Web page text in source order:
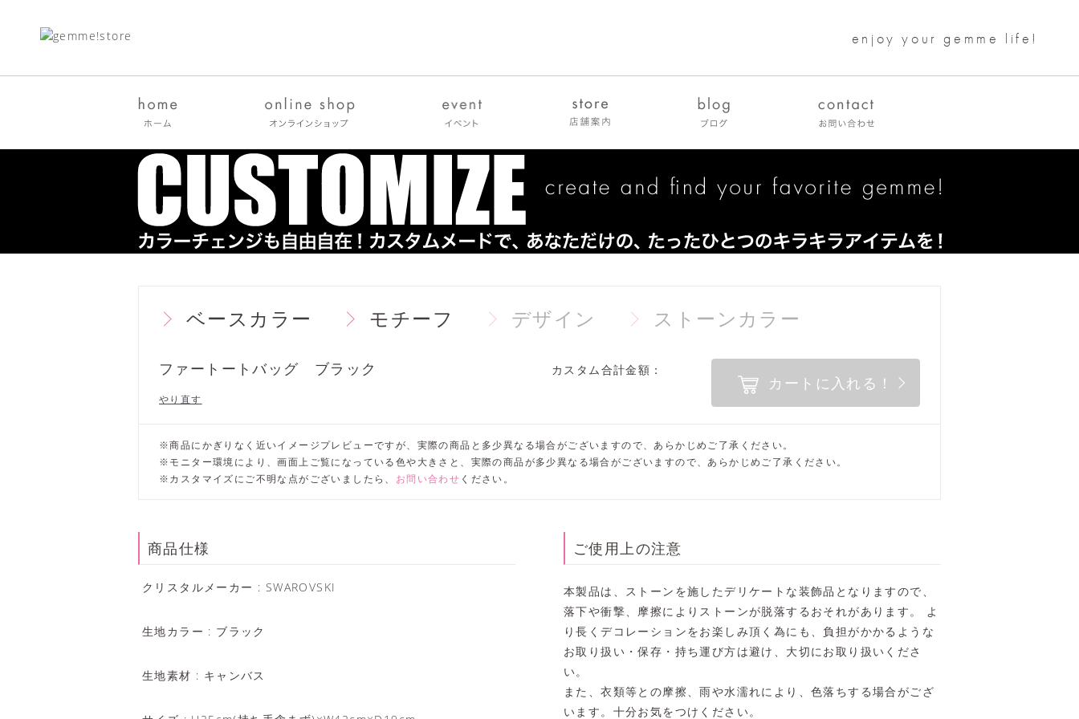
enjoy your gemme life!
ベースカラー モチーフ デザイン ストーンカラー
ファートートバッグ ブラック
やり直す
カスタム合計金額：
カートに入れる！
※商品にかぎりなく近いイメージプレビューですが、実際の商品と多少異なる場合がございますので、あらかじめご了承ください。
※モニター環境により、画面上ご覧になっている色や大きさと、実際の商品が多少異なる場合がございますので、あらかじめご了承ください。
※カスタマイズにご不明な点がございましたら、 お問い合わせ ください。
商品仕様
クリスタルメーカー : SWAROVSKI
生地カラー : ブラック
生地素材 : キャンバス
ご使用上の注意
本製品は、ストーンを施したデリケートな装飾品となりますので、
落下や衝撃、摩擦によりストーンが脱落するおそれがあります。 よ
り長くデコレーションをお楽しみ頂く為にも、負担がかかるような
お取り扱い・保存・持ち運び方は避け、大切にお取り扱いくださ
い。
また、衣類等との摩擦、雨や水濡れにより、色落ちする場合がござ
います。十分お気をつけください。